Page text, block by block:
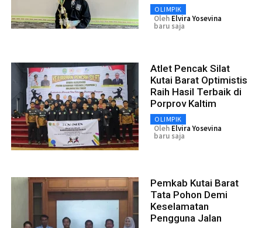
OLIMPIK
Oleh Elvira Yosevina
baru saja
Atlet Pencak Silat
Kutai Barat Optimistis
Raih Hasil Terbaik di
Porprov Kaltim
OLIMPIK
Oleh Elvira Yosevina
baru saja
Pemkab Kutai Barat
Tata Pohon Demi
Keselamatan
Pengguna Jalan